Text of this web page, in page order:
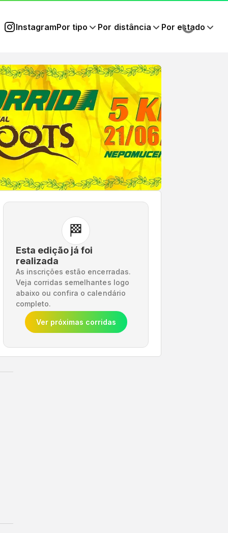
InstagramPor tipo Por distância Por estado
🏁
Esta edição já foi
realizada
As inscrições estão encerradas.
Veja corridas semelhantes logo
abaixo ou confira o calendário
completo.
Ver próximas corridas